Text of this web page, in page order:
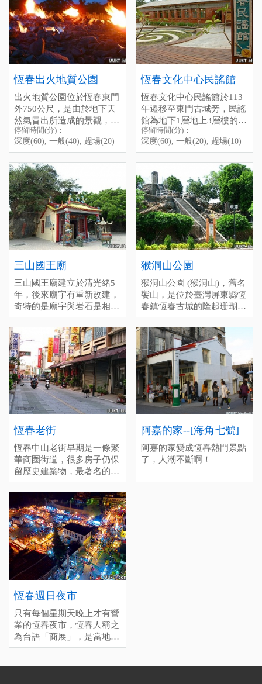
是很美好的不騙你。
墾管處介紹：龍鑾潭自然中
心
電話：08-8891456
停留時間(分)：深度(180),
一般(90), 趕場(30)
[標籤：風雨無阻 生態 免費
需停車費 ]
一般(30), 趕場(10)
[標籤：防曬 免費 ]
was a quiet and small fish
village, but since it has been
featured as a scene in the
movie " Cape No.7", this
place becomes more and
more popuIar. There are
many seafood restaurants
near the harbor, the seafood
there is reaIIy fresh and
delicious, after enjoying the
food, you can take a walk
along the harbor, the sunset
there is really beautiful, l
time in Shanhai Fishery
Harbor.
But careful, because of it is a
really smaII village, the lane
is quite narrow, l suggest you
to park your car outside and
walk into the harbor.
停留時間(分)：深度(30), 一
般(10), 趕場(5)
[標籤：免費 防曬 海角七號
]
恆春出火地質公園
出火地質公園位於恆春東門
外750公尺，是由於地下天
然氣冒出所造成的景觀，現
在由屏東縣政府管理，全面
翻修像公園般的寬敞了，
2026年2月1日正式開幕，遊
客休憩站、電梯設備、露天
舞台、地景步道、出火景觀
水池，免費提供大型停車
格、小型停車格、無障礙停
車格、公車站亭。 另外，
這裡也適合晚上來，火堆會
看得更清楚喔。
停留時間(分)：深度(60), 一
般(30), 趕場(10)
[標籤：日間活動 夜遊 防曬
Chu-Huo (Chuhuo)
The Chuhuo Geopark，
located 750 meters outside
the east gate of Hengchun，
is a landscape created by
underground natural gas
eruptions。 Now managed
by the Pingtung County
Government，it has been
completely renovated and is
now a spacious park。 It
officially opens on February
1, 2026, featuring visitor rest
areas，an open-air stage，
landscaped walkways，a
Chuhuo-themed pond，large
parking spaces，small
parking spaces，accessible
parking spaces，and bus
stops。 It's also a great place
to visit at night，as the
bonfires are more clearly
visible then。
停留時間(分)：
深度(60), 一般(40), 趕場(20)
恆春文化中心民謠館
恆春文化中心民謠館於113
年遷移至東門古城旁，民謠
館為地下1層地上3層樓的建
築物，內部空間主要規畫為
民謠展示區、聲音博物館、
民謠傳習教室、及圖書閱覽
傳承的古早音樂，大家印象
的思想起就是恆春當地有名
的陳達所創作，也是第一位
民謠起家者，到現在每一年
的10月會固定有民謠活動的
意義所在。 停留時間(分)：
深度(60), 一般(20), 趕場
(10)
[標籤：風雨無阻 免費 ]
停留時間(分)：
深度(60), 一般(20), 趕場(10)
三山國王廟
三山國王廟建立於清光緒5
年，後來廟宇有重新改建，
奇特的是廟宇與岩石是相
連，而因廟宇前場地很寬
敞，所以會有很多活動在此
舉辦，也是當地人泡茶聊天
的地方。
猴洞山公園
猴洞山公園 (猴洞山)，舊名
饗山，是位於臺灣屏東縣恆
春鎮恆春古城的隆起珊瑚
礁，為臺灣清治時期恆春八
景之一。
恆春老街
恆春中山老街早期是一條繁
華商圈街道，很多房子仍保
留歷史建築物，最著名的美
食-綠豆蒜是來恆春旅遊必
吃的甜品，冷熱皆美味。甚
至還有很多美食駐點在老街
周邊，也可以前往新興路恆
春市區唯一的傳統市場，尋
找當地特色美食與文化風情
之美。 停留時間(分)：深度
(60), 一般(30), 趕場(10)
[標籤：必遊 免費 ]
阿嘉的家--[海角七號]
阿嘉的家變成恆春熱門景點
了，人潮不斷啊！
恆春週日夜市
只有每個星期天晚上才有營
業的恆春夜市，恆春人稱之
為台語「商展」，是當地居
民每個星期最期待的時候，